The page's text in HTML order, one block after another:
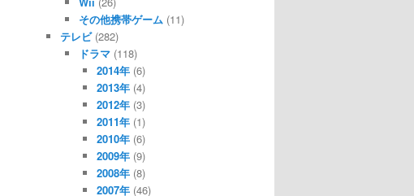
その他携帯ゲーム (11)
テレビ(282)
ドラマ(118)
2014年 (6)
2013年 (4)
2012年 (3)
2011年 (1)
2010年 (6)
2009年 (9)
2008年 (8)
2007年 (46)